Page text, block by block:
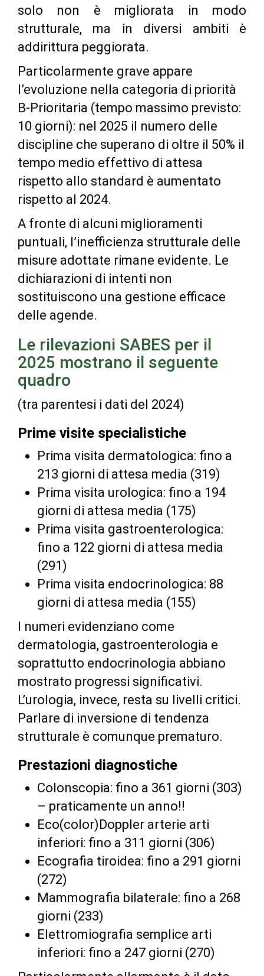
solo non è migliorata in modo
strutturale, ma in diversi ambiti è
addirittura peggiorata.
Particolarmente grave appare
l’evoluzione nella categoria di priorità
B-Prioritaria (tempo massimo previsto:
10 giorni): nel 2025 il numero delle
discipline che superano di oltre il 50% il
tempo medio effettivo di attesa
rispetto allo standard è aumentato
rispetto al 2024.
A fronte di alcuni miglioramenti
puntuali, l’inefficienza strutturale delle
misure adottate rimane evidente. Le
dichiarazioni di intenti non
sostituiscono una gestione efficace
delle agende.
Le rilevazioni SABES per il
2025 mostrano il seguente
quadro
(tra parentesi i dati del 2024)
Prime visite specialistiche
Prima visita dermatologica: fino a
213 giorni di attesa media (319)
Prima visita urologica: fino a 194
giorni di attesa media (175)
Prima visita gastroenterologica:
fino a 122 giorni di attesa media
(291)
Prima visita endocrinologica: 88
giorni di attesa media (155)
I numeri evidenziano come
dermatologia, gastroenterologia e
soprattutto endocrinologia abbiano
mostrato progressi significativi.
L’urologia, invece, resta su livelli critici.
Parlare di inversione di tendenza
strutturale è comunque prematuro.
Prestazioni diagnostiche
Colonscopia: fino a 361 giorni (303)
– praticamente un anno!!
Eco(color)Doppler arterie arti
inferiori: fino a 311 giorni (306)
Ecografia tiroidea: fino a 291 giorni
(272)
Mammografia bilaterale: fino a 268
giorni (233)
Elettromiografia semplice arti
inferiori: fino a 247 giorni (270)